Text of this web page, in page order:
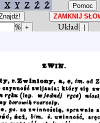
X Y Z Ź Ż
%
Układ